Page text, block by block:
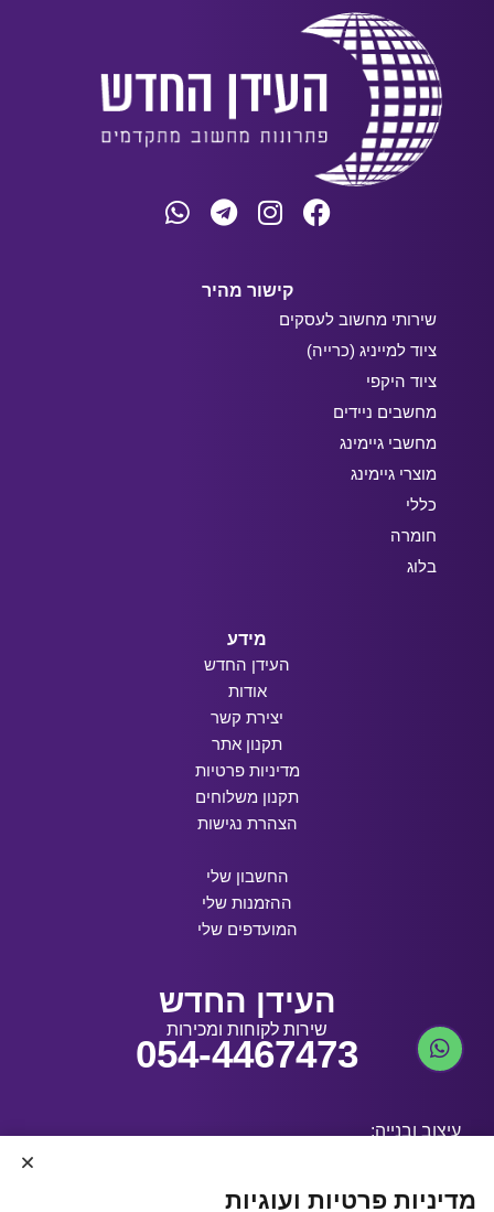
קישור מהיר
שירותי מחשוב לעסקים
ציוד למייניג (כרייה)
ציוד היקפי
מחשבים ניידים
מחשבי גיימינג
מוצרי גיימינג
כללי
חומרה
בלוג
מידע
העידן החדש
אודות
יצירת קשר
תקנון אתר
מדיניות פרטיות
תקנון משלוחים
הצהרת נגישות
החשבון שלי
ההזמנות שלי
המועדפים שלי
העידן החדש
שירות לקוחות ומכירות
054-4467473
עיצוב ובנייה:
מדיניות פרטיות ועוגיות